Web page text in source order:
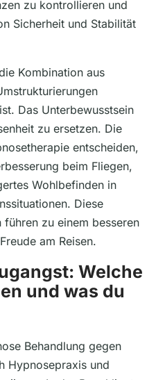
zu kontrollieren und
Sicherheit und Stabilität
Kombination aus
Das Unterbewusstsein
zu ersetzen. Die
entscheiden,
beim Fliegen,
Wohlbefinden in
Diese
zu einem besseren
am Reisen.
Welche
und was du
Behandlung gegen
Hypnosepraxis und